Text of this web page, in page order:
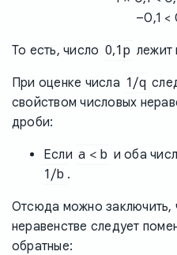
–0,1 <
То есть, число 0,1p лежит
При оценке числа 1/q
свойством числовых
дроби:
Если a < b и оба
1/b .
Отсюда можно заключить,
неравенстве следует
обратные: